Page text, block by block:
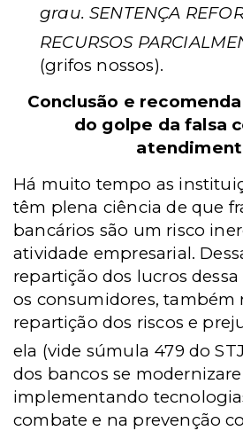
grau. SENTENÇA
RECURSOS
(grifos nossos).
Conclusão e
do golpe da falsa
Há muito tempo as
têm plena ciência de que
bancários são um risco
atividade empresarial.
repartição dos lucros
os consumidores, também
repartição dos riscos e
ela (vide súmula 479 do
dos bancos se
implementando
combate e na prevenção